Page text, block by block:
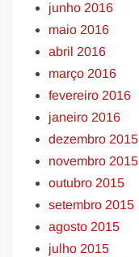
junho 2016
maio 2016
abril 2016
março 2016
fevereiro 2016
janeiro 2016
dezembro 2015
novembro 2015
outubro 2015
setembro 2015
agosto 2015
julho 2015